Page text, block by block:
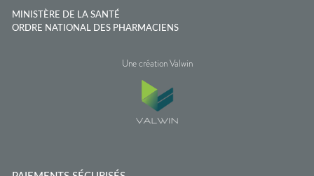
MINISTÈRE DE LA SANTÉ
ORDRE NATIONAL DES PHARMACIENS
Une création Valwin